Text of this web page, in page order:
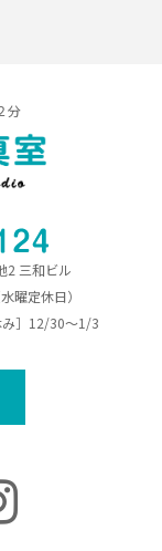
分
2 三和ビル
曜定休日）
み］12/30～1/3